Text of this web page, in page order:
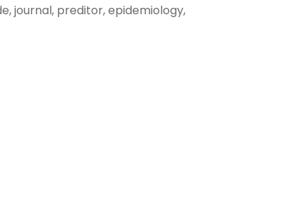
journal, preditor, epidemiology,